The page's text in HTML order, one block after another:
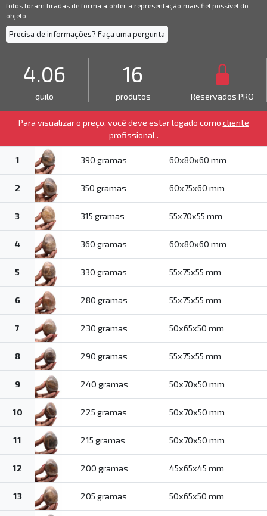
fotos foram tiradas de forma a obter a representação mais fiel possível do
objeto.
Precisa de informações? Faça uma pergunta
4.06
quilo
16
produtos Reservados PRO
Para visualizar o preço, você deve estar logado como cliente
profissional .
1 390 gramas 60x80x60 mm
2 350 gramas 60x75x60 mm
3 315 gramas 55x70x55 mm
4 360 gramas 60x80x60 mm
5 330 gramas 55x75x55 mm
6 280 gramas 55x75x55 mm
7 230 gramas 50x65x50 mm
8 290 gramas 55x75x55 mm
9 240 gramas 50x70x50 mm
10 225 gramas 50x70x50 mm
11 215 gramas 50x70x50 mm
12 200 gramas 45x65x45 mm
13 205 gramas 50x65x50 mm